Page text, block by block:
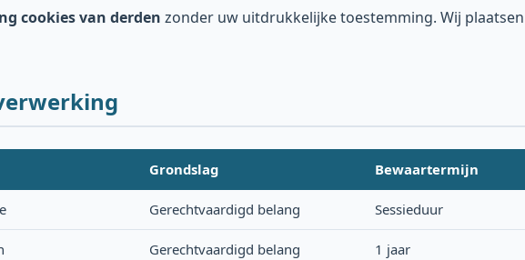
cookies van derden zonder uw uitdrukkelijke toestemming. Wij plaatsen
Grondslag Bewaartermijn
Gerechtvaardigd belang Sessieduur
Gerechtvaardigd belang 1 jaar